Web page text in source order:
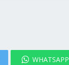
WHATSAPP